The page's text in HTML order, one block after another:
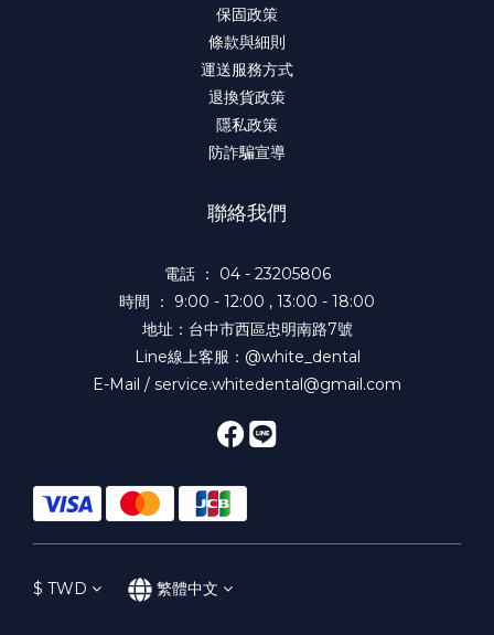
保固政策
條款與細則
運送服務方式
退換貨政策
隱私政策
防詐騙宣導
聯絡我們
電話 ： 04 - 23205806
時間 ： 9:00 - 12:00 , 13:00 - 18:00
地址：台中市西區忠明南路7號
Line線上客服：@white_dental
E-Mail / service.whitedental@gmail.com
$ TWD 繁體中文